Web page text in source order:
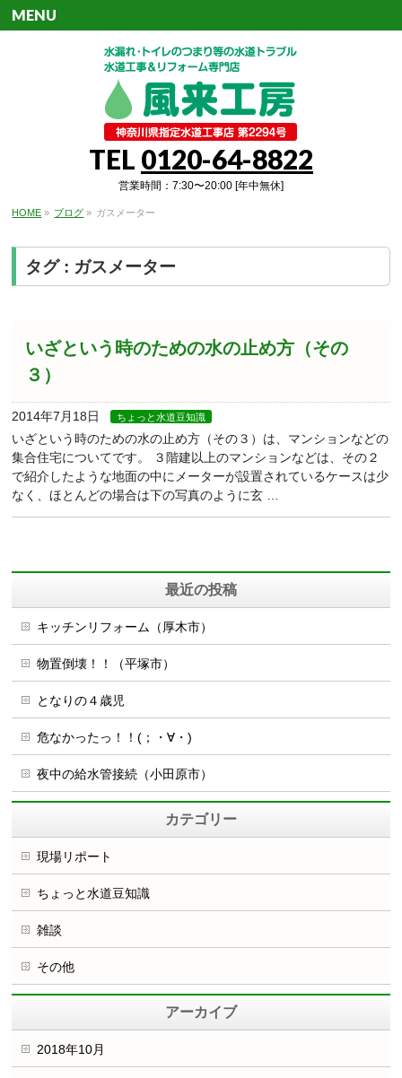
TEL 0120-64-8822
営業時間：7:30〜20:00 [年中無休]
MENU
HOME » ブログ » ガスメーター
タグ : ガスメーター
いざという時のための水の止め方（その
３）
2014年7月18日 ちょっと水道豆知識
いざという時のための水の止め方（その３）は、マンションなどの
集合住宅についてです。 ３階建以上のマンションなどは、その２
で紹介したような地面の中にメーターが設置されているケースは少
なく、ほとんどの場合は下の写真のように玄 …
最近の投稿
キッチンリフォーム（厚木市）
物置倒壊！！（平塚市）
となりの４歳児
危なかったっ！！(；・∀・)
夜中の給水管接続（小田原市）
カテゴリー
現場リポート
ちょっと水道豆知識
雑談
その他
アーカイブ
2018年10月